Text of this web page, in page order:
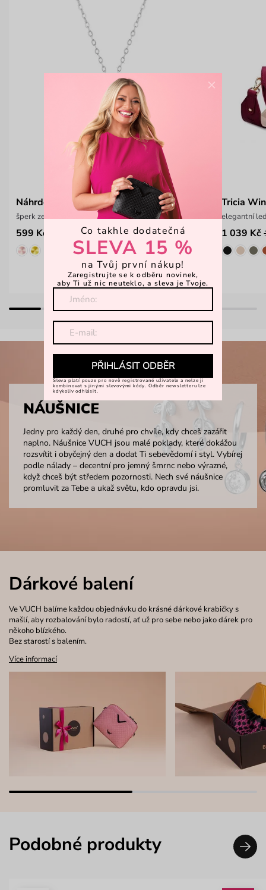
Náhrdelník Sanija Silver
šperk ze stříbra (925/1000), váha 2,9 g
599 Kč
Tricia
elegantní
1 039 Kč
NÁUŠNICE
Jedny pro každý den, druhé pro chvíle, kdy chceš zazářit
naplno. Náušnice VUCH jsou malé poklady, které dokážou
rozsvítit i obyčejný den a dodat Ti sebevědomí i styl. Vybírej
podle nálady – decentní pro jemný šmrnc nebo výrazné,
když chceš být středem pozornosti. Nech své náušnice
promluvit za Tebe a ukaž světu, kdo opravdu jsi.
Dárkové balení
Ve VUCH balíme každou objednávku do krásné dárkové krabičky s
mašlí, aby rozbalování bylo radostí, ať už pro sebe nebo jako dárek pro
někoho blízkého.
Bez starostí s balením.
Více informací
Podobné produkty
×
Co takhle dodatečná
SLEVA 15 %
na Tvůj první nákup!
Zaregistrujte se k odběru novinek,
aby Ti už nic neuteklo, a sleva je Tvoje.
PŘIHLÁSIT ODBĚR
Sleva platí pouze pro nově registrované uživatele a nelze ji
kombinovat s jinými slevovými kódy. Odběr newsletteru lze
kdykoliv odhlásit.